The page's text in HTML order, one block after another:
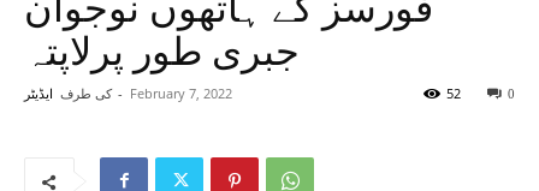
جبری طور پرلاپتہ
کی طرف ایڈیٹر - February 7, 2022 0
52